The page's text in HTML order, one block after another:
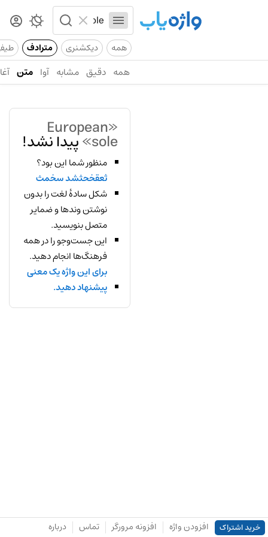
همه دیکشنری مترادف
همه دقیق مشابه آوا متن
«European
sole» پیدا نشد!
منظور شما این بود؟
ثعقخحثشد سخمث
شکل سادهٔ لغت را بدون
نوشتن وندها و ضمایر
متصل بنویسید.
این جست‌وجو را در همه
فرهنگ‌ها انجام دهید.
برای این واژه یک معنی
پیشنهاد دهید.
خرید اشتراک افزودن واژه افزونه مرورگر تماس درباره